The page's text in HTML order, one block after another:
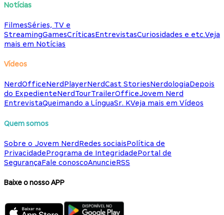
Notícias
FilmesSéries, TV e
StreamingGamesCríticasEntrevistasCuriosidades e etc.Veja
mais em Notícias
Vídeos
NerdOfficeNerdPlayerNerdCast StoriesNerdologiaDepois
do ExpedienteNerdTourTrailerOfficeJovem Nerd
EntrevistaQueimando a LínguaSr. KVeja mais em Vídeos
Quem somos
Sobre o Jovem NerdRedes sociaisPolítica de
PrivacidadePrograma de IntegridadePortal de
SegurançaFale conoscoAnuncieRSS
Baixe o nosso APP